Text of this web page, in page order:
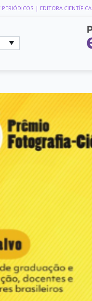
| EDITORA CIENTÍFICA